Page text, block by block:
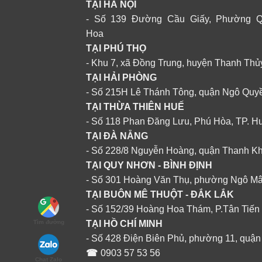
✪ Thông tin đặt mua
Để đặt mua Nước nhỏ mũi Iliadin
Liên hệ đến SĐT: 0903 57 53 56
Địa chỉ: 228/8 Nguyễn Hoàng , Đà Nẵng
Điaj chỉ 2: 130 Lê Độ, Tp Đà Nẵng
Đối với các khách hàng ở cách xa
hệ
0903 57 53 56 để được tư vấn và đặt mua
Chúng tôi sẽ chuyển cao chè vằng cho
tiền mua sản phẩm lại cho nhân viên bưu
TẠI HÀ NỘI
- Số 139 Đường Cầu Giấy, Phường
Hoa
TẠI PHÚ THỌ
- Khu 7, xã Đồng Trung, huyện Thanh
TẠI HẢI PHÒNG
- Số 215H Lê Thánh Tông, quận Ngô
TẠI THỪA THIÊN HUẾ
- Số 118 Phan Đăng Lưu, Phú Hòa, TP.
TẠI ĐÀ NẴNG
- Số 228/8 Nguyễn Hoàng, quận Thanh
TẠI QUY NHƠN - BÌNH ĐỊNH
- Số 301 Hoàng Văn Thụ, phường Ngô
TẠI BUÔN MÊ THUỘT - ĐẮK LẮK
- Số 152/39 Hoàng Hoa Thám, P.Tân Tiến
TẠI HỒ CHÍ MINH
- Số 428 Điện Biên Phủ, phường 11,
☎ 0903 57 53 56